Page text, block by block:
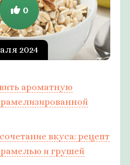
2024
0
ароматную
вкуса: рецепт
и грушей